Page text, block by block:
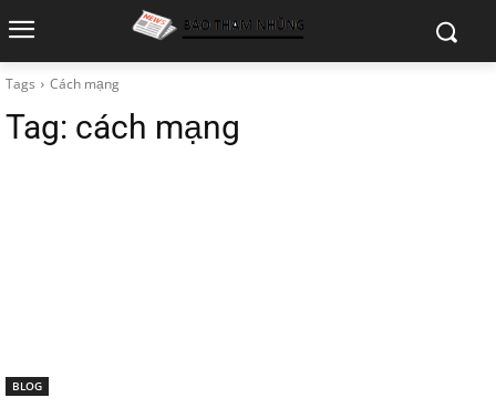
Tags Cách mạng
Tag: cách mạng
BLOG